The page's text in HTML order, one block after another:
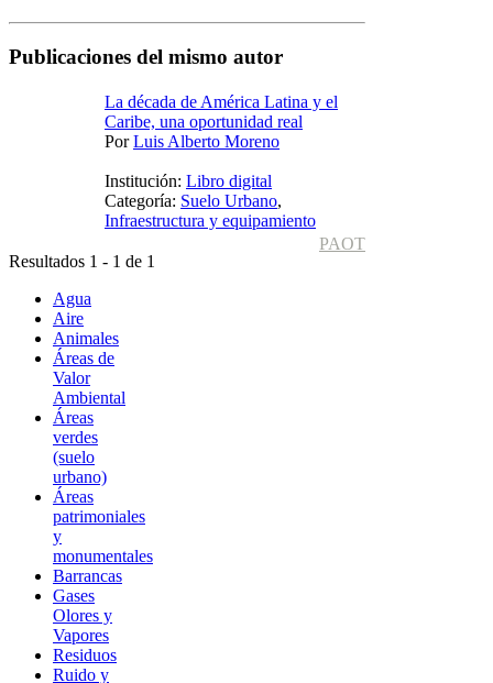
Publicaciones del mismo autor
La década de América Latina y el
Caribe, una oportunidad real
PorLuis Alberto Moreno
Institución: Libro digital
Categoría: Suelo Urbano,
Infraestructura y equipamiento
PAOT
Resultados 1 - 1 de 1
Agua
Aire
Animales
Áreas de
Valor
Ambiental
Áreas
verdes
(suelo
urbano)
Áreas
patrimoniales
y
monumentales
Barrancas
Gases
Olores y
Vapores
Residuos
Ruido y